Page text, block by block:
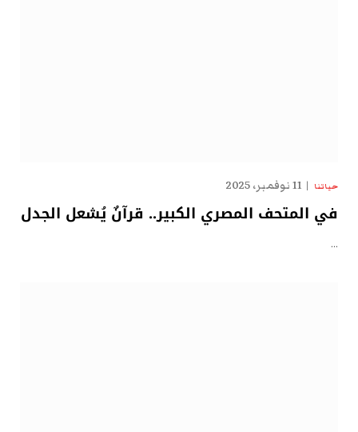
حياتنا 11 نوفمبر، 2025
في المتحف المصري الكبير.. قرآنٌ يُشعل الجدل
…